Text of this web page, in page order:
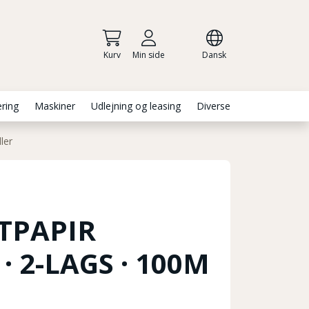
Kurv Min side Dansk
Maskiner Udlejning og leasing Diverse
2-LAGS · 100M